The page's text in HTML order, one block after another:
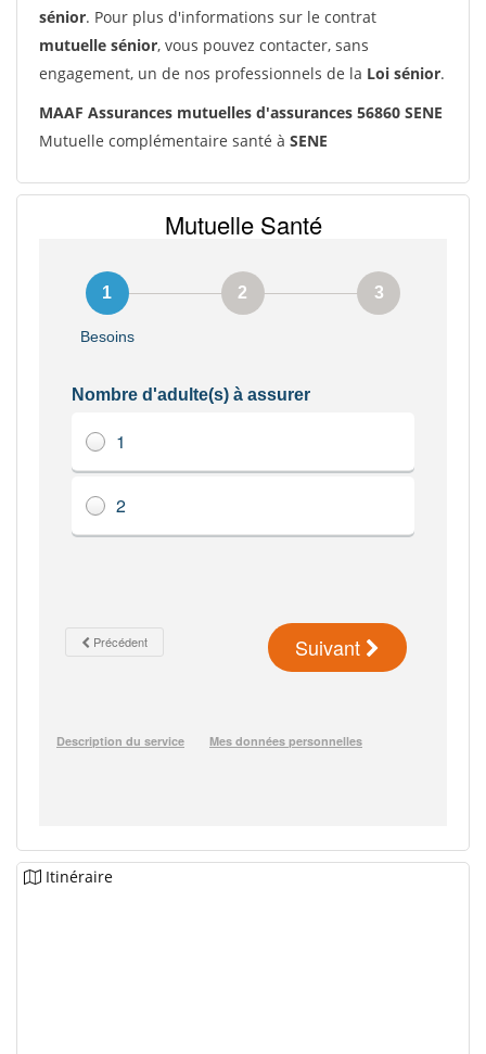
sénior. Pour plus d'informations sur le contrat
mutuelle sénior, vous pouvez contacter, sans
engagement, un de nos professionnels de la Loi sénior.
MAAF Assurances mutuelles d'assurances 56860 SENE
Mutuelle complémentaire santé à SENE
Itinéraire